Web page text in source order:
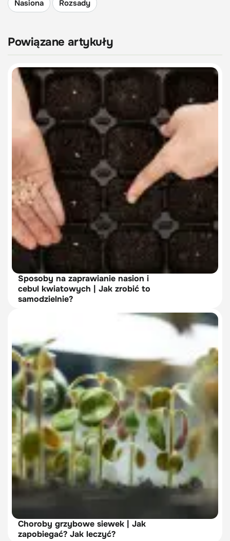
Nasiona Rozsady
Powiązane artykuły
Sposoby na zaprawianie nasion i
cebul kwiatowych | Jak zrobić to
samodzielnie?
Choroby grzybowe siewek | Jak
zapobiegać? Jak leczyć?